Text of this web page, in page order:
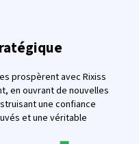
prospèrent avec Rixiss
en ouvrant de nouvelles
une confiance
et une véritable